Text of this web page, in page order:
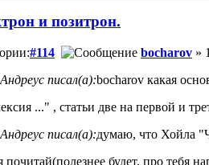
и позитрон.
#114 bocharov »
писал(а):bocharov какая
..." , статьи две на первой и
писал(а):думаю, что Хойла
почитай(полезнее будет, про